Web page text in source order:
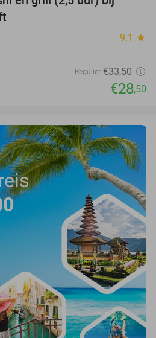
9.1 star
Regulier €33,50
€28,50